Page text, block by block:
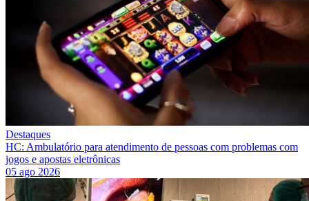
Destaques
HC: Ambulatório para atendimento de pessoas com problemas com
jogos e apostas eletrônicas
05 ago 2026